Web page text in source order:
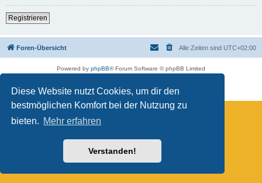
Diese Website nutzt Cookies, um dir den
bestmöglichen Komfort bei der Nutzung zu
bieten. Mehr erfahren
Verstanden!
Registrieren
Foren-Übersicht Alle Zeiten sind UTC+02:00
Powered by phpBB® Forum Software © phpBB Limited
Datenschutz|Nutzungsbedingungen